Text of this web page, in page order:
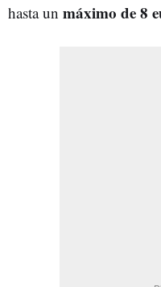
hasta un máximo de 8